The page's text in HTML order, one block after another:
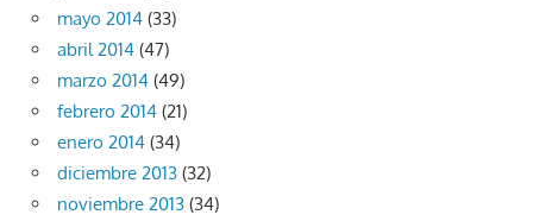
mayo 2014 (33)
abril 2014 (47)
marzo 2014 (49)
febrero 2014 (21)
enero 2014 (34)
diciembre 2013 (32)
noviembre 2013 (34)